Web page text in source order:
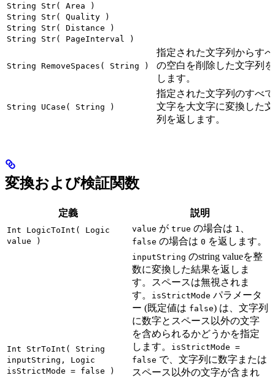
String Str( Area )
String Str( Quality )
String Str( Distance )
String Str( PageInterval )
String RemoveSpaces( String )
指定された文字列からす
の空白を削除した文字列
します。
String UCase( String )
指定された文字列のすべ
文字を大文字に変換した
列を返します。
変換および検証関数
定義 説明
Int LogicToInt( Logic
value )
value が true の場合は 1
false の場合は 0 を返します。
Int StrToInt( String
inputString, Logic
isStrictMode = false )
inputString のstring valueを整
数に変換した結果を返しま
す。スペースは無視されま
す。
isStrictMode パラメータ
ー (既定値は false) は、文字列
に数字とスペース以外の文字
を含められるかどうかを指定
します。
isStrictMode =
false で、文字列に数字または
スペース以外の文字が含まれ